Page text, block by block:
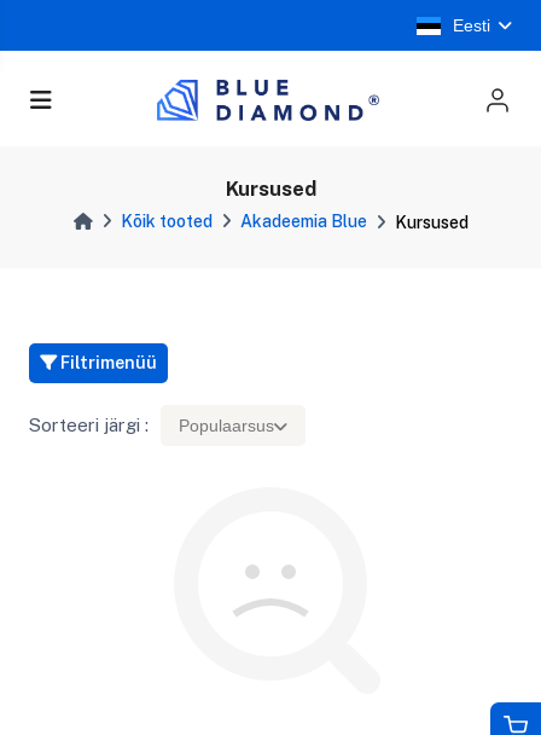
Eesti
Kursused
Kõik tooted Akadeemia Blue Kursused
Filtrimenüü
Sorteeri järgi : Populaarsus